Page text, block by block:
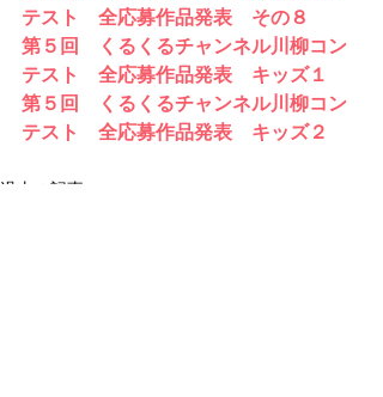
テスト　全応募作品発表　その８
第５回　くるくるチャンネル川柳コン
テスト　全応募作品発表　キッズ１
第５回　くるくるチャンネル川柳コン
テスト　全応募作品発表　キッズ２
過去の記事